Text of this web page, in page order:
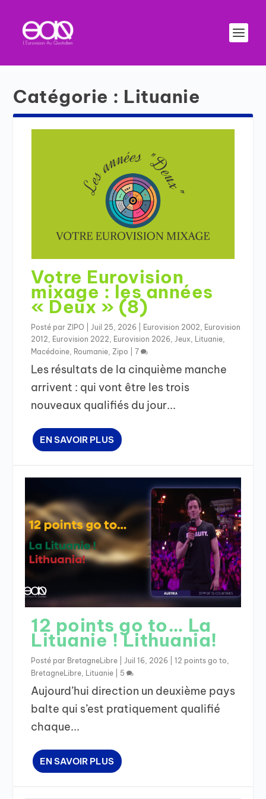
Catégorie : Lituanie
Votre Eurovision
mixage : les années
« Deux » (8)
Posté parZIPO Juil 25, 2026 Eurovision 2002
Eurovision
2012
Eurovision 2022 Eurovision 2026 Jeux Lituanie
Macédoine Roumanie ,Zipo |7
Les résultats de la cinquième manche
arrivent : qui vont être les trois
nouveaux qualifiés du jour...
EN SAVOIR PLUS
12 points go to… La
Lituanie ! Lithuania!
Posté par BretagneLibre Juil 16, 2026 |12 points go to
BretagneLibre Lituanie 5
Aujourd’hui direction un deuxième pays
balte qui s’est pratiquement qualifié
chaque...
EN SAVOIR PLUS